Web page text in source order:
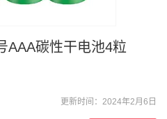
AAA碳性干电池4粒
更新时间：2024年2月6日